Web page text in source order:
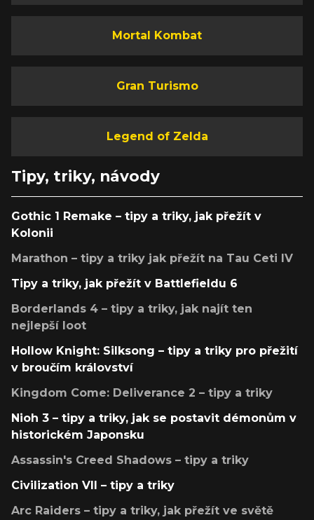
Mortal Kombat
Gran Turismo
Legend of Zelda
Tipy, triky, návody
Gothic 1 Remake – tipy a triky, jak přežít v
Kolonii
Marathon – tipy a triky jak přežít na Tau Ceti IV
Tipy a triky, jak přežít v Battlefieldu 6
Borderlands 4 – tipy a triky, jak najít ten
nejlepší loot
Hollow Knight: Silksong – tipy a triky pro přežití
v broučím království
Kingdom Come: Deliverance 2 – tipy a triky
Nioh 3 – tipy a triky, jak se postavit démonům v
historickém Japonsku
Assassin's Creed Shadows – tipy a triky
Civilization VII – tipy a triky
Arc Raiders – tipy a triky, jak přežít ve světě